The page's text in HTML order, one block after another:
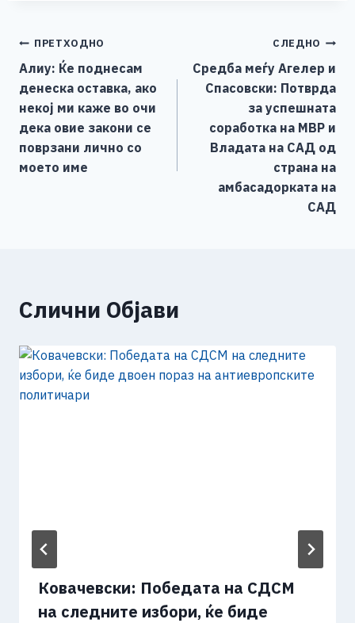
b
o
o
k
n
g
er
A
p
Li
n
k
Навигација
на
напис
ПРЕТХОДНО
Алиу: Ќе поднесам
денеска оставка, ако
некој ми каже во очи
дека овие закони се
поврзани лично со
моето име
СЛЕДНО
Средба меѓу Агелер и
Спасовски: Потврда
за успешната
соработка на МВР и
Владата на САД од
страна на
амбасадорката на
САД
Слични Објави
Ковачевски: Победата на СДСМ
на следните избори, ќе биде